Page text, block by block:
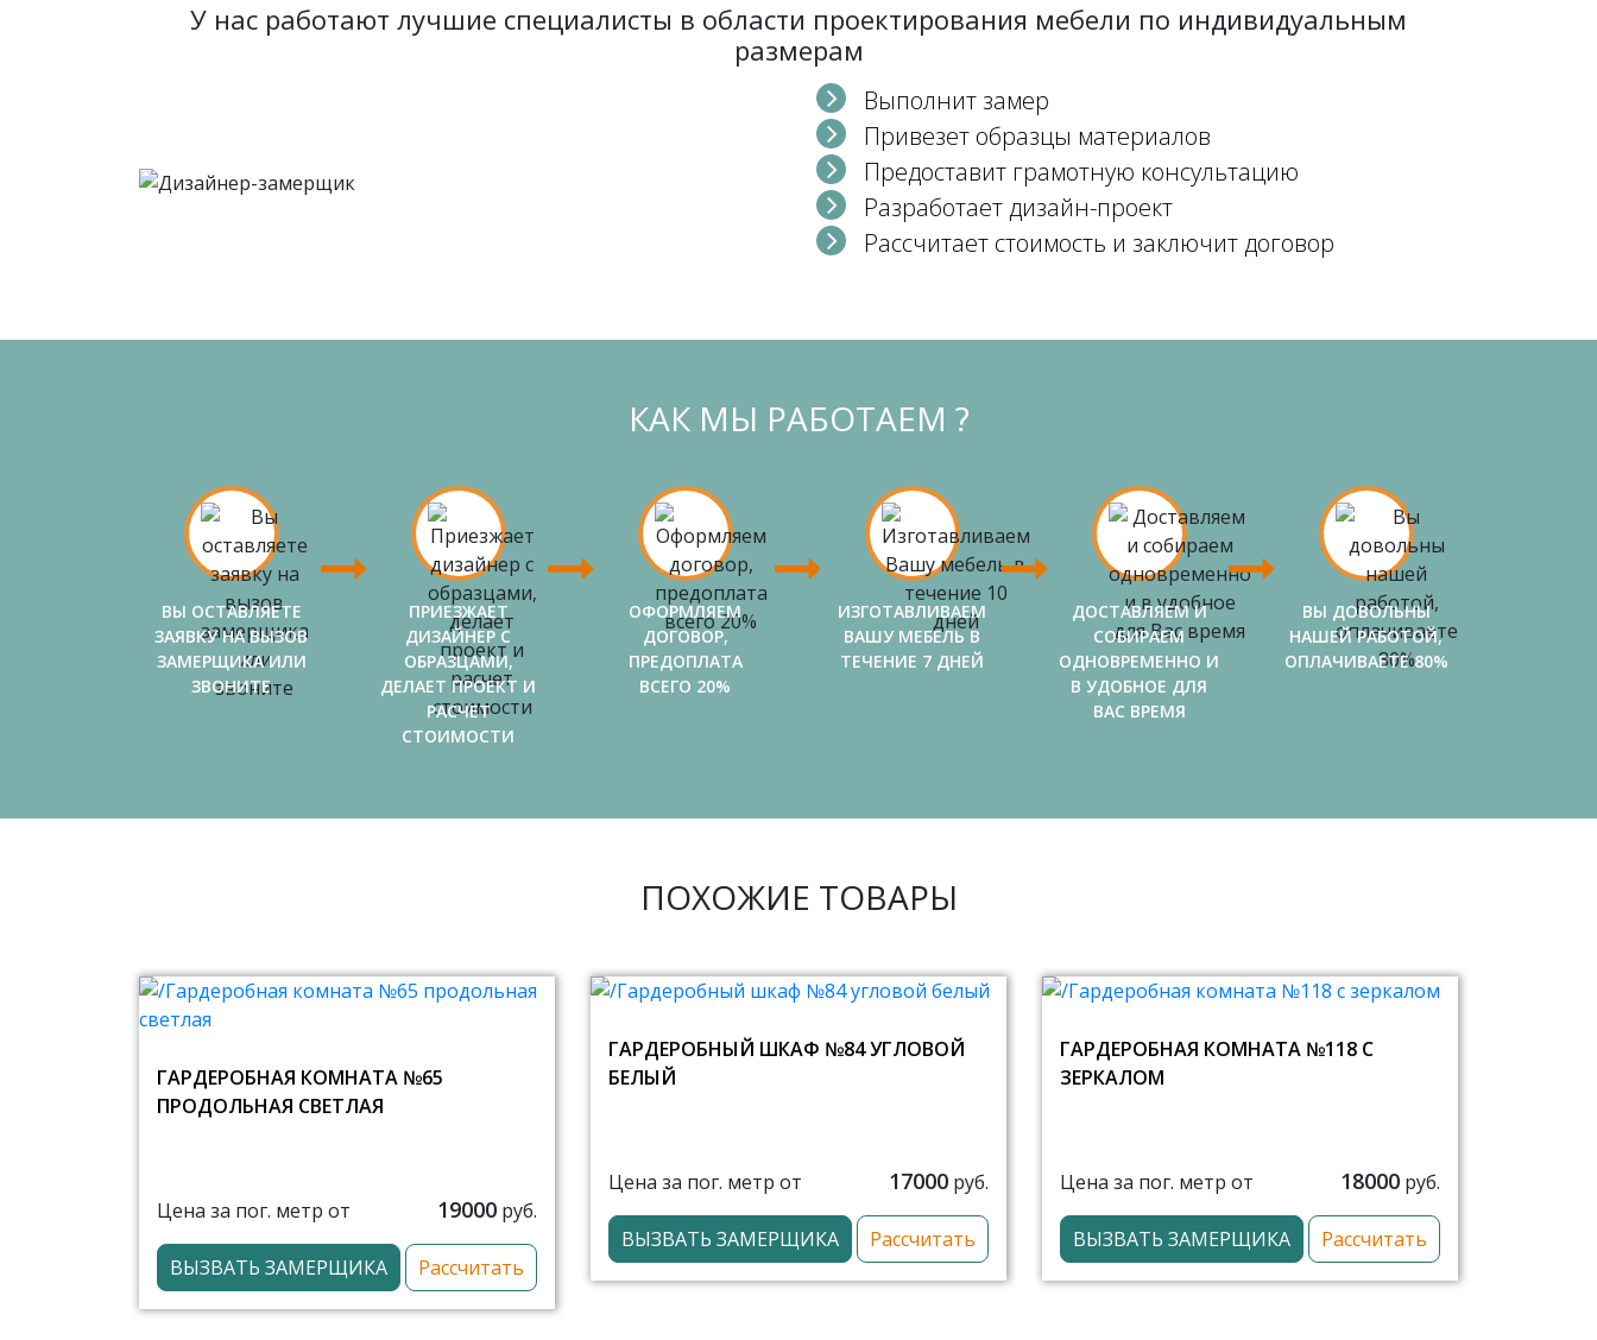
У нас работают лучшие специалисты в области проектирования мебели по индивидуальным
размерам
Выполнит замер
Привезет образцы материалов
Предоставит грамотную консультацию
Разработает дизайн-проект
Рассчитает стоимость и заключит договор
КАК МЫ РАБОТАЕМ ?
ВЫ ОСТАВЛЯЕТЕ
ЗАЯВКУ НА ВЫЗОВ
ЗАМЕРЩИКА ИЛИ
ЗВОНИТЕ
ПРИЕЗЖАЕТ
ДИЗАЙНЕР С
ОБРАЗЦАМИ,
ДЕЛАЕТ ПРОЕКТ И
РАСЧЕТ
СТОИМОСТИ
ОФОРМЛЯЕМ
ДОГОВОР,
ПРЕДОПЛАТА
ВСЕГО 20%
ИЗГОТАВЛИВАЕМ
ВАШУ МЕБЕЛЬ В
ТЕЧЕНИЕ 7 ДНЕЙ
ДОСТАВЛЯЕМ И
СОБИРАЕМ
ОДНОВРЕМЕННО И
В УДОБНОЕ ДЛЯ
ВАС ВРЕМЯ
ВЫ ДОВОЛЬНЫ
НАШЕЙ РАБОТОЙ,
ОПЛАЧИВАЕТЕ 80%
ПОХОЖИЕ ТОВАРЫ
ГАРДЕРОБНАЯ КОМНАТА №65
ПРОДОЛЬНАЯ СВЕТЛАЯ
Цена за пог. метр от 19000 руб.
ВЫЗВАТЬ ЗАМЕРЩИКА Рассчитать
ГАРДЕРОБНЫЙ ШКАФ №84 УГЛОВОЙ
БЕЛЫЙ
Цена за пог. метр от 17000 руб.
ВЫЗВАТЬ ЗАМЕРЩИКА Рассчитать
ГАРДЕРОБНАЯ КОМНАТА №118 С
ЗЕРКАЛОМ
Цена за пог. метр от 18000 руб.
ВЫЗВАТЬ ЗАМЕРЩИКА Рассчитать